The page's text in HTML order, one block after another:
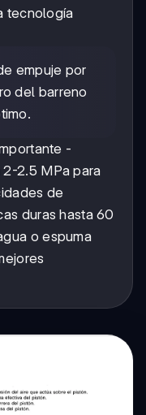
tecnología
empuje por
del barreno
-
2.5 MPa para
de
duras hasta 60
o espuma